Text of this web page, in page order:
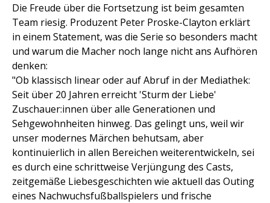
Die Freude über die Fortsetzung ist beim gesamten
Team riesig. Produzent Peter Proske-Clayton erklärt
in einem Statement, was die Serie so besonders macht
und warum die Macher noch lange nicht ans Aufhören
denken:
"Ob klassisch linear oder auf Abruf in der Mediathek:
Seit über 20 Jahren erreicht 'Sturm der Liebe'
Zuschauer:innen über alle Generationen und
Sehgewohnheiten hinweg. Das gelingt uns, weil wir
unser modernes Märchen behutsam, aber
kontinuierlich in allen Bereichen weiterentwickeln, sei
es durch eine schrittweise Verjüngung des Casts,
zeitgemäße Liebesgeschichten wie aktuell das Outing
eines Nachwuchsfußballspielers und frische